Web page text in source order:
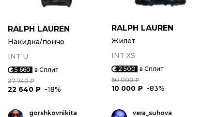
RALPH LAUREN
Накидка/пончо
INT U
5 660 в Сплит
27 740 ₽
22 640 ₽ -18%
RALPH LAUREN
Жилет
INT XS
2 500 в Сплит
60 000 ₽
10 000 ₽ -83%
gorshkovnikita
vera_suhova